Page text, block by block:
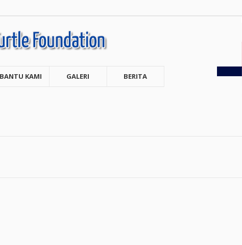
BANTU KAMI GALERI BERITA